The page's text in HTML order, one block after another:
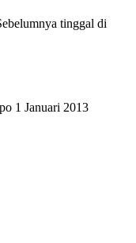
tinggal di
1 Januari 2013